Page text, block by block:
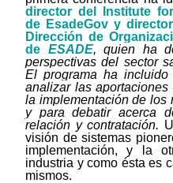
director del Institute for
de EsadeGov y
Dirección de
de ESADE, quien ha
perspectivas del sector
El programa ha incluido
analizar las
la implementación de los
y para debatir acerca
relación y contratación.
visión de sistemas
implementación, y la
industria y como ésta es
mismos.